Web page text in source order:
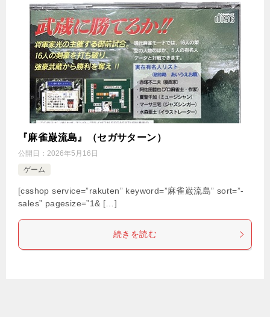
『麻雀巌流島』（セガサターン）
公開日： 2026年5月16日
ゲーム
[csshop service=”rakuten” keyword=”麻雀巌流島” sort=”-
sales” pagesize=”1& […]
続きを読む